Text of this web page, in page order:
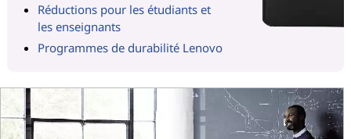
Réductions pour les étudiants et
les enseignants
Programmes de durabilité Lenovo